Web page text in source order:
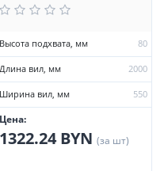
Высота подхвата, мм 80
Длина вил, мм 2000
Ширина вил, мм 550
Цена:
1322.24 BYN (за шт)